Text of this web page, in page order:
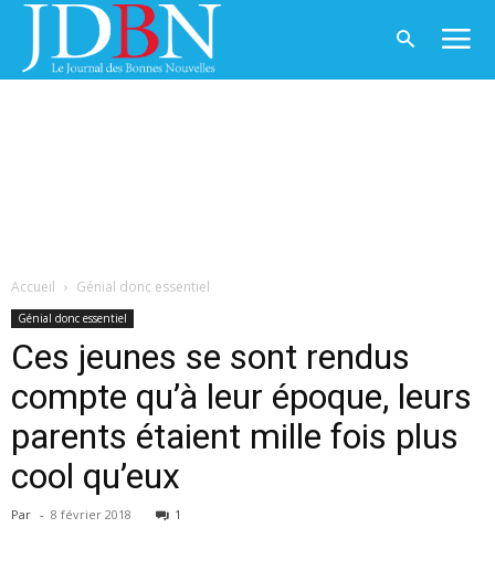
Accueil Génial donc essentiel
Génial donc essentiel
Ces jeunes se sont rendus
compte qu’à leur époque, leurs
parents étaient mille fois plus
cool qu’eux
Par - 8 février 2018 1